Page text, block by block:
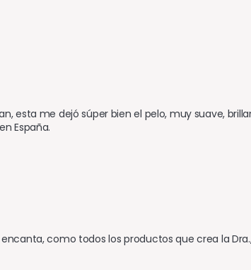
esta me dejó súper bien el pelo, muy suave,
España.
como todos los productos que crea la